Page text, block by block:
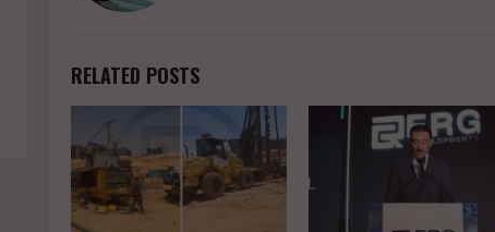
RELATED POSTS